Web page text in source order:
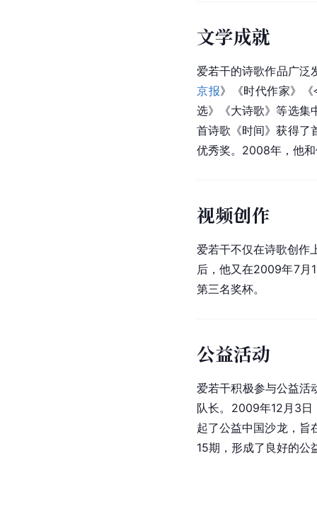
文学成就
爱若干的诗歌作品广泛
京报》《时代作家》
选》《大诗歌》等选集
首诗歌《时间》获得了
优秀奖。2008年，他
视频创作
爱若干不仅在诗歌创作
后，他又在2009年7月
第三名奖杯。
公益活动
爱若干积极参与公益
队长。2009年12月3日
起了公益中国沙龙，旨
15期，形成了良好的公